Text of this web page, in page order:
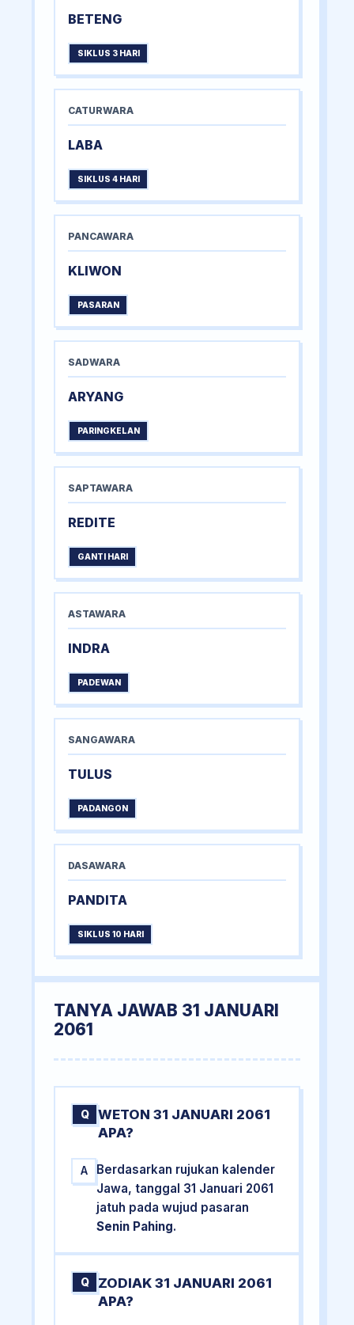
BETENG
SIKLUS 3 HARI
CATURWARA
LABA
SIKLUS 4 HARI
PANCAWARA
KLIWON
PASARAN
SADWARA
ARYANG
PARINGKELAN
SAPTAWARA
REDITE
GANTI HARI
ASTAWARA
INDRA
PADEWAN
SANGAWARA
TULUS
PADANGON
DASAWARA
PANDITA
SIKLUS 10 HARI
TANYA JAWAB 31 JANUARI
2061
Q
WETON 31 JANUARI 2061
APA?
A
Berdasarkan rujukan kalender
Jawa, tanggal 31 Januari 2061
jatuh pada wujud pasaran
Senin Pahing.
Q
ZODIAK 31 JANUARI 2061
APA?